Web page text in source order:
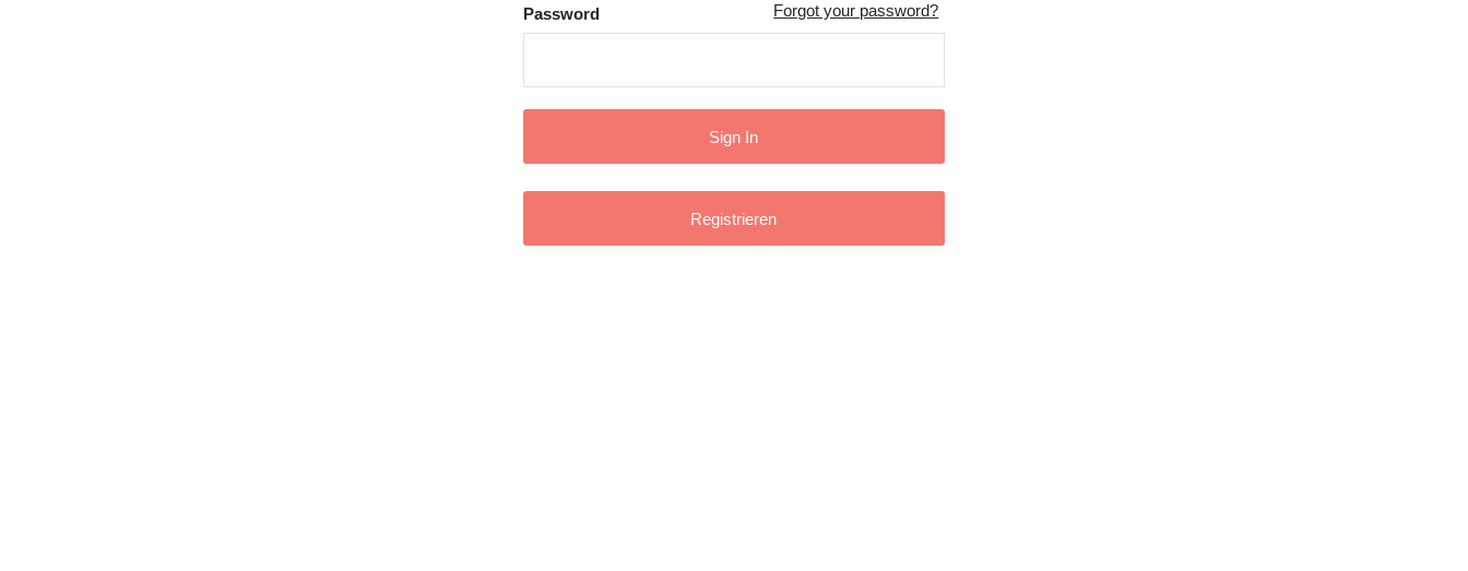
Password Forgot your password?
Registrieren